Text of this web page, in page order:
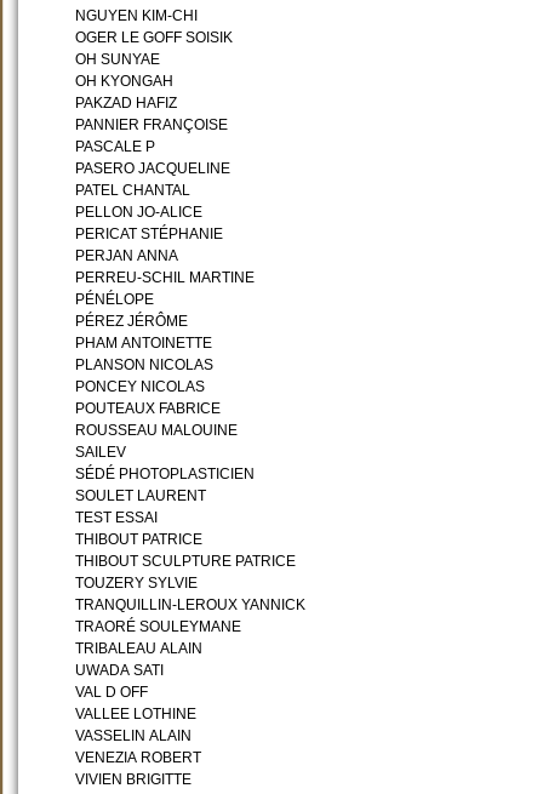
NGUYEN KIM-CHI
OGER LE GOFF SOISIK
OH SUNYAE
OH KYONGAH
PAKZAD HAFIZ
PANNIER FRANÇOISE
PASCALE P
PASERO JACQUELINE
PATEL CHANTAL
PELLON JO-ALICE
PERICAT STÉPHANIE
PERJAN ANNA
PERREU-SCHIL MARTINE
PÉNÉLOPE
PÉREZ JÉRÔME
PHAM ANTOINETTE
PLANSON NICOLAS
PONCEY NICOLAS
POUTEAUX FABRICE
ROUSSEAU MALOUINE
SAILEV
SÉDÉ PHOTOPLASTICIEN
SOULET LAURENT
TEST ESSAI
THIBOUT PATRICE
THIBOUT SCULPTURE PATRICE
TOUZERY SYLVIE
TRANQUILLIN-LEROUX YANNICK
TRAORÉ SOULEYMANE
TRIBALEAU ALAIN
UWADA SATI
VAL D OFF
VALLEE LOTHINE
VASSELIN ALAIN
VENEZIA ROBERT
VIVIEN BRIGITTE